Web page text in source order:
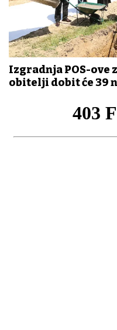
Izgradnja POS-
obitelji dobit će 39